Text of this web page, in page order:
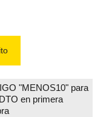
"MENOS10" para
en primera